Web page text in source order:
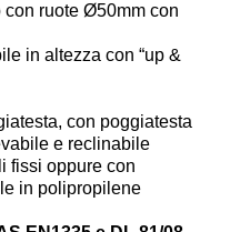
con ruote Ø50mm con
in altezza con “up &
con poggiatesta
e reclinabile
fissi oppure con
in polipropilene